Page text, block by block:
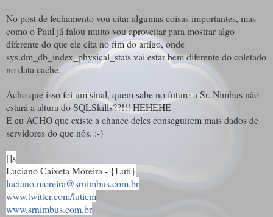
No post de fechamento vou citar algumas coisas importantes, mas
como o Paul já falou muito vou aproveitar para mostrar algo
diferente do que ele cita no fim do artigo, onde
sys.dm_db_index_physical_stats vai estar bem diferente do coletado
no data cache.
Acho que isso foi um sinal, quem sabe no futuro a Sr. Nimbus não
estará a altura do SQLSkills??!!! HEHEHE
E eu ACHO que existe a chance deles conseguirem mais dados de
servidores do que nós. :-)
[]s
Luciano Caixeta Moreira - {Luti}
luciano.moreira@srnimbus.com.br
www.twitter.com/luticm
www.srnimbus.com.br